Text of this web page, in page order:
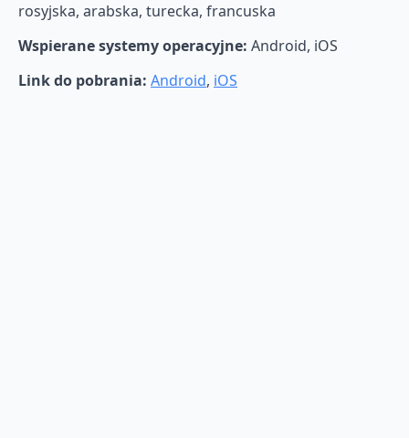
rosyjska, arabska, turecka, francuska
Wspierane systemy operacyjne: Android, iOS
Link do pobrania: Android, iOS